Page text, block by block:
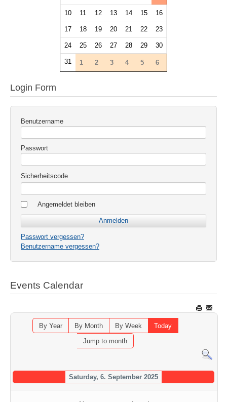
10 11 12 13 14 15 16
17 18 19 20 21 22 23
24 25 26 27 28 29 30
31 1 2 3 4 5 6
Login Form
Benutzername
Passwort
Sicherheitscode
Angemeldet bleiben
Passwort vergessen?
Benutzername vergessen?
Events Calendar
By Year By Month By Week
Today
Jump to month
Saturday, 6. September 2025